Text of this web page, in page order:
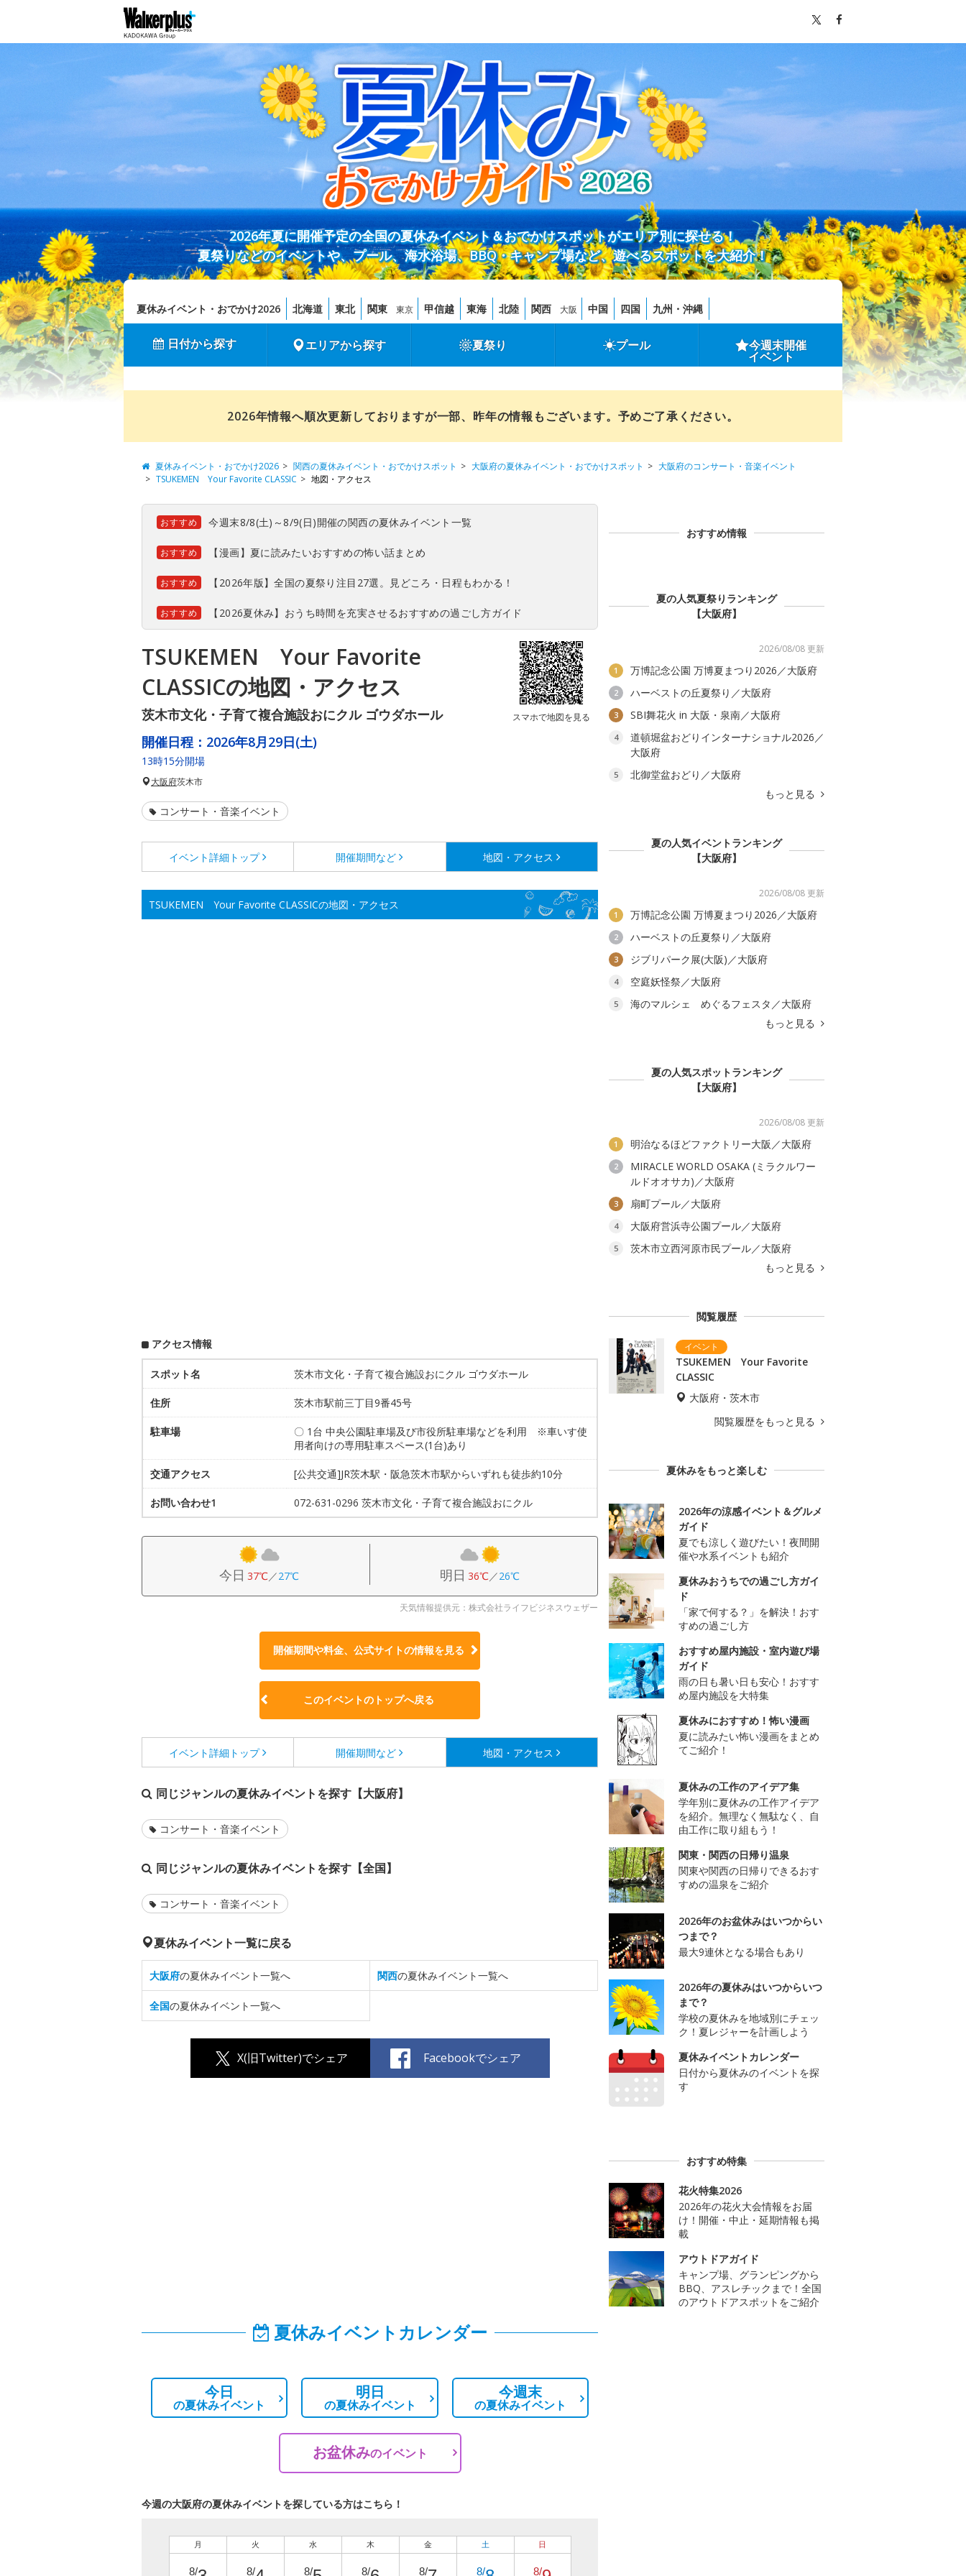
2026年夏に開催予定の全国の夏休みイベント＆おでかけスポットがエリア別に探せる！
夏祭りなどのイベントや、プール、海水浴場、BBQ・キャンプ場など、遊べるスポットを大紹介！
夏休みイベント・おでかけ2026 北海道 東北 関東 東京 甲信越 東海 北陸 関西 大阪 中国 四国 九州・沖縄
日付から探す エリアから探す 夏祭り プール 今週末開催
イベント
2026年情報へ順次更新しておりますが一部、昨年の情報もございます。予めご了承ください。
夏休みイベント・おでかけ2026 関西の夏休みイベント・おでかけスポット 大阪府の夏休みイベント・おでかけスポット
大阪府のコンサート・音楽イベント
TSUKEMEN Your Favorite CLASSIC
地図・アクセス
おすすめ 今週末8/8(土)～8/9(日)開催の関西の夏休みイベント一覧
おすすめ 【漫画】夏に読みたいおすすめの怖い話まとめ
おすすめ 【2026年版】全国の夏祭り注目27選。見どころ・日程もわかる！
おすすめ 【2026夏休み】おうち時間を充実させるおすすめの過ごし方ガイド
TSUKEMEN Your Favorite
CLASSICの地図・アクセス
茨木市文化・子育て複合施設おにクル ゴウダホール スマホで地図を見る
開催日程： 2026年8月29日(土)
13時15分開場
大阪府茨木市
コンサート・音楽イベント
イベント詳細 トップ 開催期間など 地図・アクセス
TSUKEMEN Your Favorite CLASSICの地図・アクセス
アクセス情報
スポット名 茨木市文化・子育て複合施設おにクル ゴウダホール
住所 茨木市駅前三丁目9番45号
駐車場
〇 1台 中央公園駐車場及び市役所駐車場などを利用 ※車いす使
用者向けの専用駐車スペース(1台)あり
交通アクセス [公共交通]JR茨木駅・阪急茨木市駅からいずれも徒歩約10分
お問い合わせ1 072-631-0296 茨木市文化・子育て複合施設おにクル
今日 37℃／27℃ 明日 36℃／26℃
天気情報提供元：株式会社ライフビジネスウェザー
開催期間や料金、公式サイトの情報を見る
このイベントのトップへ戻る
イベント詳細 トップ 開催期間など 地図・アクセス
同じジャンルの夏休みイベントを探す【大阪府】
コンサート・音楽イベント
同じジャンルの夏休みイベントを探す【全国】
コンサート・音楽イベント
夏休みイベント一覧に戻る
大阪府の夏休みイベント一覧へ 関西の夏休みイベント一覧へ
全国の夏休みイベント一覧へ
X(旧Twitter)でシェア Facebookでシェア
夏休みイベントカレンダー
今日
の夏休みイベント
明日
の夏休みイベント
今週末
の夏休みイベント
お盆休みのイベント
今週の大阪府の夏休みイベントを探している方はこちら！
月
8/
火
8/
水
8/
木
8/
金
8/
土
8/
日
8/
おすすめ情報
夏の人気夏祭りランキング
【大阪府】
2026/08/08 更新
1 万博記念公園 万博夏まつり2026／大阪府
2 ハーベストの丘夏祭り／大阪府
3 SBI舞花火 in 大阪・泉南／大阪府
4
道頓堀盆おどりインターナショナル2026／
大阪府
5
北御堂盆おどり／大阪府
もっと見る
夏の人気イベントランキング
【大阪府】
2026/08/08 更新
1 万博記念公園 万博夏まつり2026／大阪府
2 ハーベストの丘夏祭り／大阪府
3 ジブリパーク展(大阪)／大阪府
4 空庭妖怪祭／大阪府
5
海のマルシェ めぐるフェスタ／大阪府
もっと見る
夏の人気スポットランキング
【大阪府】
2026/08/08 更新
1 明治なるほどファクトリー大阪／大阪府
2
MIRACLE WORLD OSAKA (ミラクルワー
ルドオオサカ)／大阪府
3 扇町プール／大阪府
4 大阪府営浜寺公園プール／大阪府
5
茨木市立西河原市民プール／大阪府
もっと見る
閲覧履歴
TSUKEMEN Your Favorite
CLASSIC
大阪府・茨木市
閲覧履歴をもっと見る
夏休みをもっと楽しむ
2026年の涼感イベント＆グルメ
ガイド
夏でも涼しく遊びたい！夜間開
催や水系イベントも紹介
夏休みおうちでの過ごし方ガイ
ド
「家で何する？」を解決！おす
すめの過ごし方
おすすめ屋内施設・室内遊び場
ガイド
雨の日も暑い日も安心！おすす
め屋内施設を大特集
夏休みにおすすめ！怖い漫画
夏に読みたい怖い漫画をまとめ
てご紹介！
夏休みの工作のアイデア集
学年別に夏休みの工作アイデア
を紹介。無理なく無駄なく、自
由工作に取り組もう！
関東・関西の日帰り温泉
関東や関西の日帰りできるおす
すめの温泉をご紹介
2026年のお盆休みはいつからい
つまで？
最大9連休となる場合もあり
2026年の夏休みはいつからいつ
まで？
学校の夏休みを地域別にチェッ
ク！夏レジャーを計画しよう
夏休みイベントカレンダー
日付から夏休みのイベントを探
す
おすすめ特集
花火特集2026
2026年の花火大会情報をお届
け！開催・中止・延期情報も掲
載
アウトドアガイド
キャンプ場、グランピングから
BBQ、アスレチックまで！全国
のアウトドアスポットをご紹介